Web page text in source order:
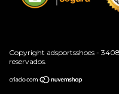
Copyright adsportsshoes -
reservados.